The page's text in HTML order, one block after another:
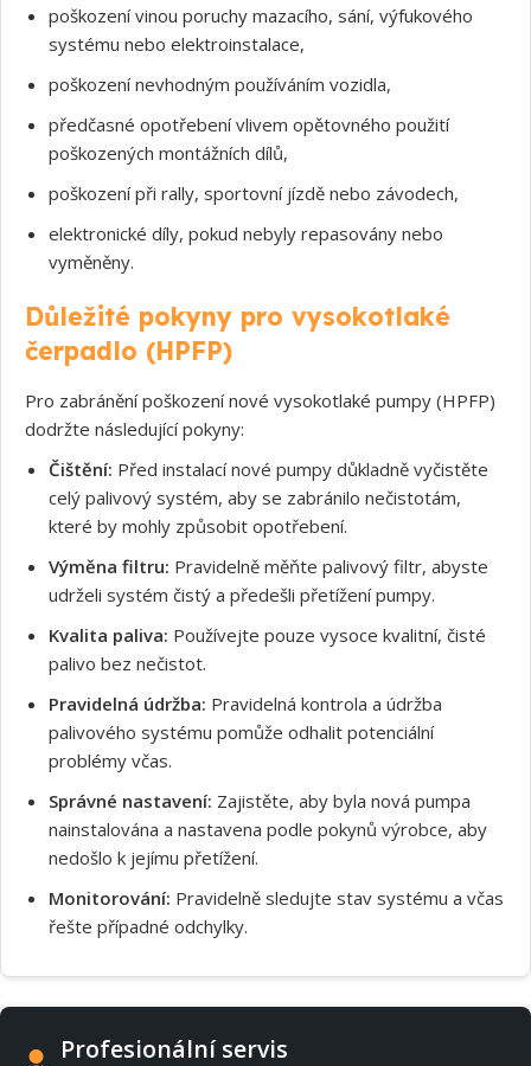
poškození vinou poruchy mazacího, sání, výfukového
systému nebo elektroinstalace,
poškození nevhodným používáním vozidla,
předčasné opotřebení vlivem opětovného použití
poškozených montážních dílů,
poškození při rally, sportovní jízdě nebo závodech,
elektronické díly, pokud nebyly repasovány nebo
vyměněny.
Důležité pokyny pro vysokotlaké
čerpadlo (HPFP)
Pro zabránění poškození nové vysokotlaké pumpy (HPFP)
dodržte následující pokyny:
Čištění: Před instalací nové pumpy důkladně vyčistěte
celý palivový systém, aby se zabránilo nečistotám,
které by mohly způsobit opotřebení.
Výměna filtru: Pravidelně měňte palivový filtr, abyste
udrželi systém čistý a předešli přetížení pumpy.
Kvalita paliva: Používejte pouze vysoce kvalitní, čisté
palivo bez nečistot.
Pravidelná údržba: Pravidelná kontrola a údržba
palivového systému pomůže odhalit potenciální
problémy včas.
Správné nastavení: Zajistěte, aby byla nová pumpa
nainstalována a nastavena podle pokynů výrobce, aby
nedošlo k jejímu přetížení.
Monitorování: Pravidelně sledujte stav systému a včas
řešte případné odchylky.
Profesionální servis